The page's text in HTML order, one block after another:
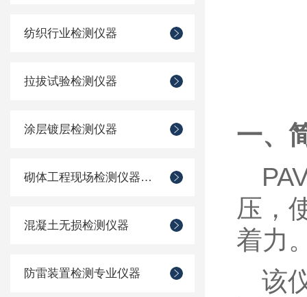
纺织行业检测仪器
拉拔试验检测仪器
涂层镀层检测仪器
砌体工程现场检测仪器仪表
混凝土无损检测仪器
防雷装置检测专业仪器
一、
压，
着力
该